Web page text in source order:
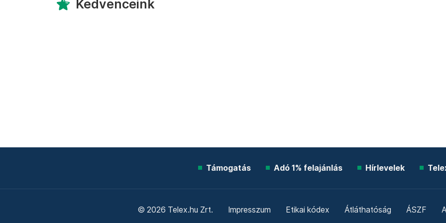
Kedvenceink
Támogatás Adó 1% felajánlás Hírlevelek
© 2026 Telex.hu Zrt. Impresszum Etikai kódex Átláthatóság ÁSZF